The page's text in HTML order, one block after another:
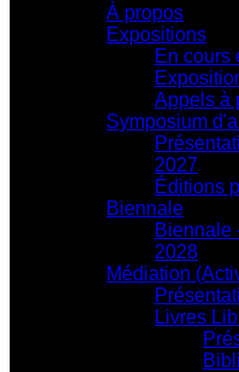
À propos
Expositions
En cours
Appels à
Symposium
2027
Éditions
Biennale
Biennale
2028
Médiation
Livres